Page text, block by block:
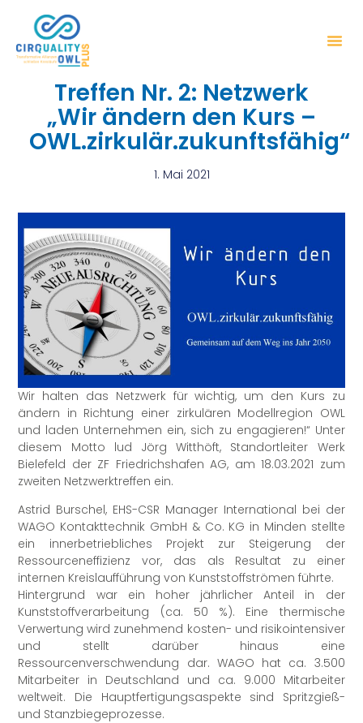
Treffen Nr. 2: Netzwerk
„Wir ändern den Kurs –
OWL.zirkulär.zukunftsfähig“
1. Mai 2021
Wir halten das Netzwerk für wichtig, um den Kurs zu
ändern in Richtung einer zirkulären Modellregion OWL
und laden Unternehmen ein, sich zu engagieren!“ Unter
diesem Motto lud Jörg Witthöft, Standortleiter Werk
Bielefeld der ZF Friedrichshafen AG, am 18.03.2021 zum
zweiten Netzwerktreffen ein.
Astrid Burschel, EHS-CSR Manager International bei der
WAGO Kontakttechnik GmbH & Co. KG in Minden stellte
ein innerbetriebliches Projekt zur Steigerung der
Ressourceneffizienz vor, das als Resultat zu einer
internen Kreislaufführung von Kunststoffströmen führte.
Hintergrund war ein hoher jährlicher Anteil in der
Kunststoffverarbeitung (ca. 50 %). Eine thermische
Verwertung wird zunehmend kosten- und risikointensiver
und stellt darüber hinaus eine
Ressourcenverschwendung dar. WAGO hat ca. 3.500
Mitarbeiter in Deutschland und ca. 9.000 Mitarbeiter
weltweit. Die Hauptfertigungsaspekte sind Spritzgieß-
und Stanzbiegeprozesse.